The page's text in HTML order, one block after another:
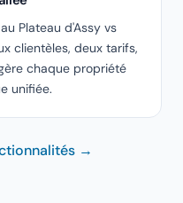
Plateau d'Assy vs
clientèles, deux tarifs,
chaque propriété
unifiée.
→